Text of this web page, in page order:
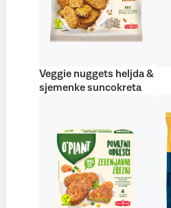
Veggie nuggets heljda &
sjemenke suncokreta